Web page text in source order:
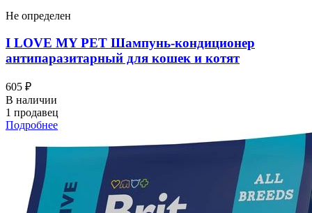
Не определен
I LOVЕ MY PET Шампунь-кондиционер
антипаразитарный для кошек и котят
605 ₽
В наличии
1 продавец
Подробнее